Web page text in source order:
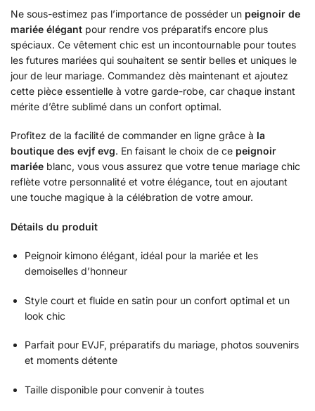
Ne sous-estimez pas l’importance de posséder un peignoir de
mariée élégant pour rendre vos préparatifs encore plus
spéciaux. Ce vêtement chic est un incontournable pour toutes
les futures mariées qui souhaitent se sentir belles et uniques le
jour de leur mariage. Commandez dès maintenant et ajoutez
cette pièce essentielle à votre garde-robe, car chaque instant
mérite d’être sublimé dans un confort optimal.
Profitez de la facilité de commander en ligne grâce à la
boutique des evjf evg. En faisant le choix de ce peignoir
mariée blanc, vous vous assurez que votre tenue mariage chic
reflète votre personnalité et votre élégance, tout en ajoutant
une touche magique à la célébration de votre amour.
Détails du produit
Peignoir kimono élégant, idéal pour la mariée et les
demoiselles d’honneur
Style court et fluide en satin pour un confort optimal et un
look chic
Parfait pour EVJF, préparatifs du mariage, photos souvenirs
et moments détente
Taille disponible pour convenir à toutes